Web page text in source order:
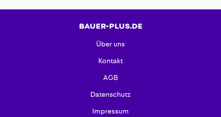
BAUER-PLUS.DE
Über uns
Kontakt
AGB
Datenschutz
Impressum